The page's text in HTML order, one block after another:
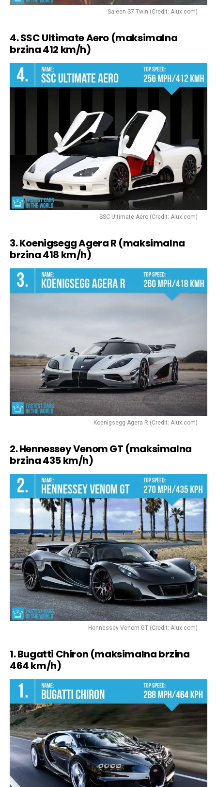
Saleen S7 Twin (Credit: Alux.com)
4. SSC Ultimate Aero (maksimalna
brzina 412 km/h)
SSC Ultimate Aero (Credit: Alux.com)
3. Koenigsegg Agera R (maksimalna
brzina 418 km/h)
Koenigsegg Agera R (Credit: Alux.com)
2. Hennessey Venom GT (maksimalna
brzina 435 km/h)
Hennessey Venom GT (Credit: Alux.com)
1. Bugatti Chiron (maksimalna brzina
464 km/h)